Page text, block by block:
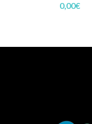
0,00€